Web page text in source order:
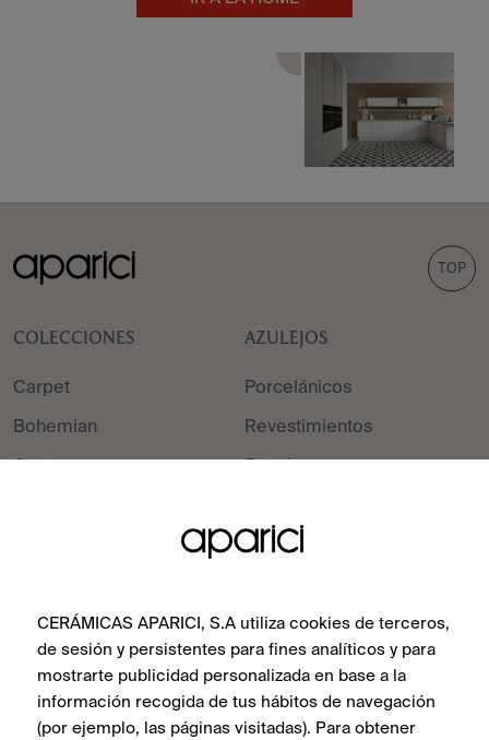
TOP
COLECCIONES
Carpet
Bohemian
Corten
AZULEJOS
Porcelánicos
Revestimientos
Exteriores
Aspecto terrazo
INSPIRACIÓN
Proyectos
Ambientes
PROFESIONALES
Distribuidores
Prescriptores
CERÁMICAS APARICI, S.A utiliza cookies de terceros,
de sesión y persistentes para fines analíticos y para
mostrarte publicidad personalizada en base a la
información recogida de tus hábitos de navegación
(por ejemplo, las páginas visitadas). Para obtener